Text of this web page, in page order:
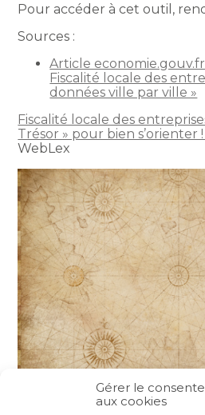
Gérer le
aux cookies
Pour accéder à cet outil,
Sources :
Article
Fiscalité locale des
données ville par ville »
Fiscalité locale des
Trésor » pour bien s’orienter
WebLex